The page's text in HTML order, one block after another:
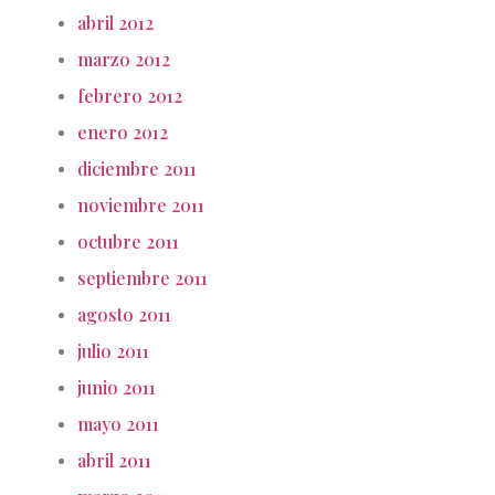
abril 2012
marzo 2012
febrero 2012
enero 2012
diciembre 2011
noviembre 2011
octubre 2011
septiembre 2011
agosto 2011
julio 2011
junio 2011
mayo 2011
abril 2011